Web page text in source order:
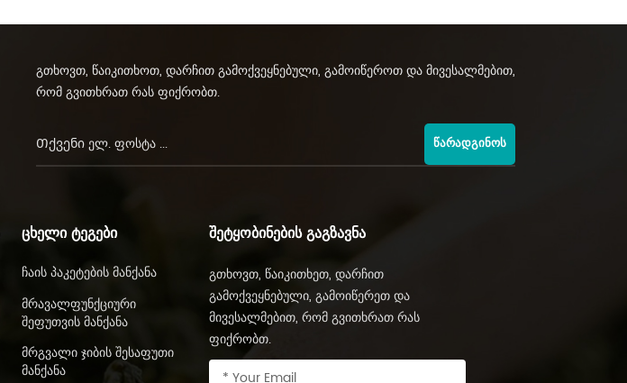
გთხოვთ, წაიკითხოთ, დარჩით გამოქვეყნებული, გამოიწეროთ და მივესალმებით,
რომ გვითხრათ რას ფიქრობთ.
ᲬᲐᲠᲐᲓᲒᲘᲜᲝᲡ
ᲪᲮᲔᲚᲘ ᲢᲔᲒᲔᲑᲘ
Ჩაის Პაკეტების Მანქანა
Მრავალფუნქციური
Შეფუთვის Მანქანა
Მრგვალი Ჯიბის Შესაფუთი
Მანქანა
ᲨᲔᲢᲧᲝᲑᲘᲜᲔᲑᲘᲡ ᲒᲐᲒᲖᲐᲕᲜᲐ
გთხოვთ, წაიკითხეთ, დარჩით
გამოქვეყნებული, გამოიწერეთ და
მივესალმებით, რომ გვითხრათ რას
ფიქრობთ.